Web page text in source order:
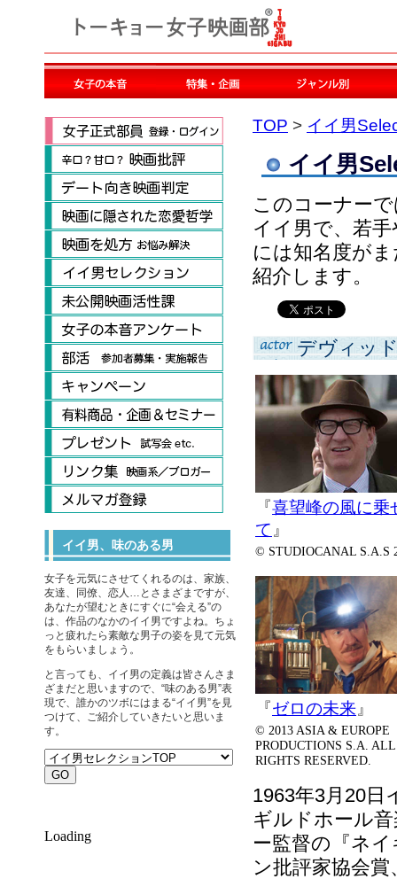
イイ男、味のある男
女子を元気にさせてくれるのは、家族、
友達、同僚、恋人…とさまざまですが、
あなたが望むときにすぐに“会える”の
は、作品のなかのイイ男ですよね。ちょ
っと疲れたら素敵な男子の姿を見て元気
をもらいましょう。
と言っても、イイ男の定義は皆さんさま
ざまだと思いますので、“味のある男”表
現で、誰かのツボにはまる“イイ男”を見
つけて、ご紹介していきたいと思いま
す。
Loading
TOP > イイ男
イイ男
このコーナー
イイ男で、若
には知名度が
紹介します。
デヴィッ
『喜望峰の風に乗
て 』
© STUDIOCANAL S.A.S
『ゼロの未来 』
© 2013 ASIA & EUROPE
PRODUCTIONS S.A. ALL
RIGHTS RESERVED.
1963年3月20
ギルドホール
ー監督の『ネ
ン批評家協会